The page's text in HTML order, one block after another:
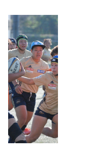
月17日
５年ぶりに千
曲市でダーツ
の祭典 第
１１回ＮＤＡ
長野ダーツア
リーナ ９
月29日、県
下最大級のダ